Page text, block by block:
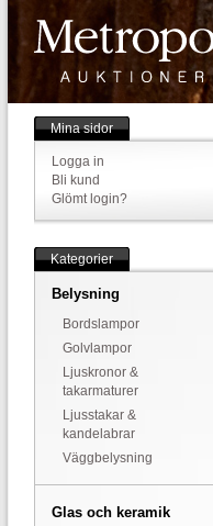
Mina sidor
Logga in
Bli kund
Glömt login?
Kategorier
Belysning
Bordslampor
Golvlampor
Ljuskronor &
takarmaturer
Ljusstakar &
kandelabrar
Väggbelysning
Glas och keramik